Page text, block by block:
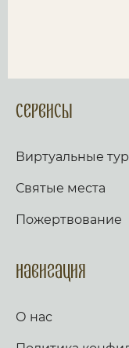
Сервисы
Виртуальные
Святые места
Пожертвование
Навигация
О нас